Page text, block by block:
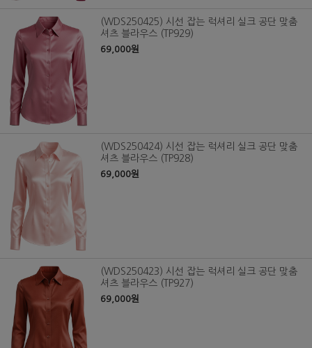
(WDS250425) 시선 잡는 럭셔리 실크 공단 맞춤
셔츠 블라우스 (TP929)
69,000원
(WDS250424) 시선 잡는 럭셔리 실크 공단 맞춤
셔츠 블라우스 (TP928)
69,000원
(WDS250423) 시선 잡는 럭셔리 실크 공단 맞춤
셔츠 블라우스 (TP927)
69,000원